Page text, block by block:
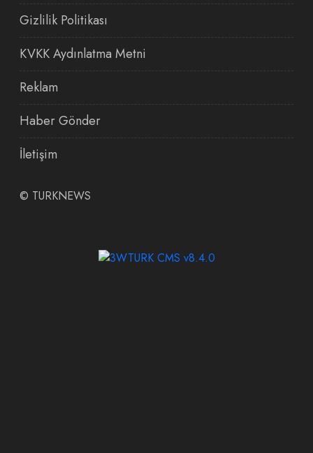
Gizlilik Politikası
KVKK Aydınlatma Metni
Reklam
Haber Gönder
İletişim
© TURKNEWS